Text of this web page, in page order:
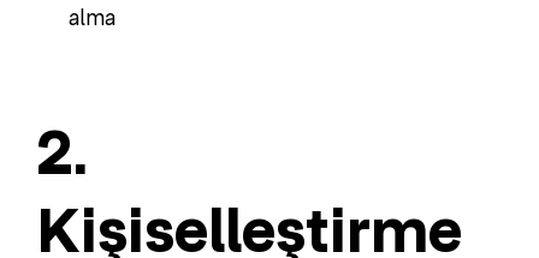
alma
2.
Kişiselleştirme